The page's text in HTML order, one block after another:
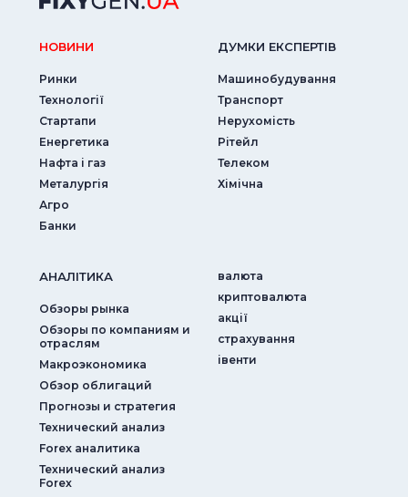
НОВИНИ
Ринки
Технології
Стартапи
Енергетика
Нафта і газ
Металургія
Агро
Банки
ДУМКИ ЕКСПЕРТIВ
Машинобудування
Транспорт
Нерухомість
Рітейл
Телеком
Хімічна
АНАЛIТИКА
Обзоры рынка
Обзоры по компаниям и
отраслям
Макроэкономика
Обзор облигаций
Прогнозы и стратегия
Технический анализ
Forex аналитика
Технический анализ
Forex
валюта
криптовалюта
акції
страхування
iвенти